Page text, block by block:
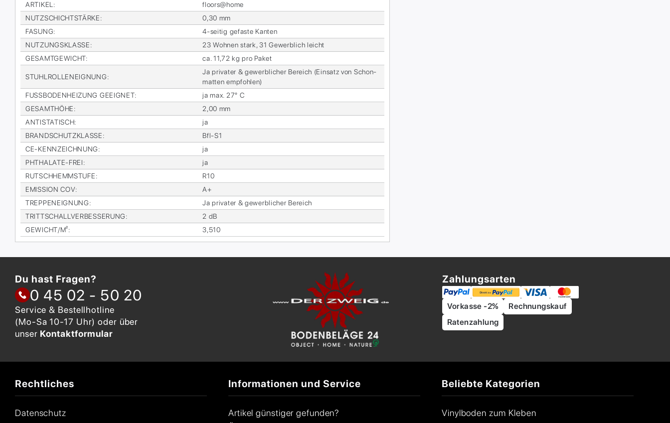
AR­TI­KEL :
floors@home
NUTZ­SCHICHT­STÄR­KE:
0,30 mm
FA­SUNG:
4-sei­tig ge­fas­te Kan­ten
NUT­ZUNGS­KLAS­SE:
23 Woh­nen stark, 31 Ge­werb­lich leicht
GE­SAMT­GE­WICHT: ca. 11,72 kg pro Pa­ket
STUHL­ROL­LEN­EIG­NUNG:
Ja pri­va­ter & ge­werb­li­cher Be­reich (Ein­satz von Schon­
mat­ten emp­foh­len)
FUSS­BO­DEN­HEI­ZUNG GE­EIG­NET:
ja max. 27° C
GE­SAMT­HÖ­HE:
2,00 mm
AN­TI­STA­TISCH:
ja
BRAND­SCHUTZ­KLAS­SE:
Bfl-S1
CE-KENN­ZEICH­NUNG:
ja
PHTHA­LA­TE-FREI:
ja
RUTSCH­HEMM­STU­FE:
R10
EMIS­SI­ON COV:
A+
TREP­PEN­EIG­NUNG:
Ja pri­va­ter & ge­werb­li­cher Be­reich
TRITT­SCHALL­VER­BES­SE­RUNG:
2 dB
GE­WICHT/M²: 3,510
Du hast Fragen?
0 45 02 - 50 20
Service & Bestellhotline
(Mo-Sa 10-17 Uhr) oder über
unser Kontaktformular
Zahlungsarten
Vorkasse -2%
Rechnungskauf
Ratenzahlung
Rechtliches
Datenschutz
Informationen und Service
Artikel günstiger gefunden?
Beliebte Kategorien
Vinylboden zum Kleben